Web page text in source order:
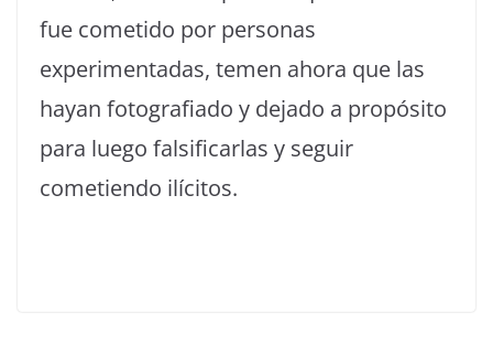
fue cometido por personas
experimentadas, temen ahora que las
hayan fotografiado y dejado a propósito
para luego falsificarlas y seguir
cometiendo ilícitos.